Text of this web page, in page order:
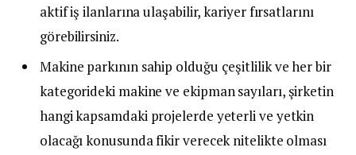
aktif iş ilanlarına ulaşabilir, kariyer fırsatlarını
görebilirsiniz.
Makine parkının sahip olduğu çeşitlilik ve her bir
kategorideki makine ve ekipman sayıları, şirketin
hangi kapsamdaki projelerde yeterli ve yetkin
olacağı konusunda fikir verecek nitelikte olması